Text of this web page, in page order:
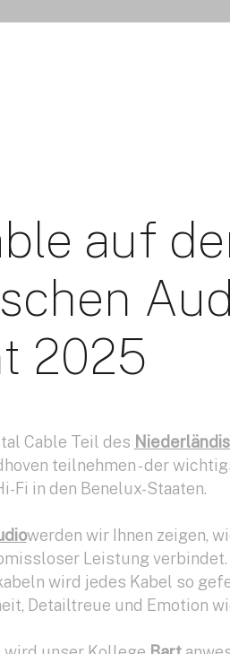
auf
2025
Cable Teil des
teilnehmen - der
Fi in den Benelux-Staaten.
werden wir Ihnen zeigen,
Leistung verbindet.
wird jedes Kabel so
Detailtreue und Emotion